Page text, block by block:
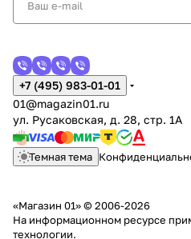
+7 (495) 983-01-01
01@magazin01.ru
ул. Русаковская, д. 28, стр. 1А
Темная тема
«Магазин 01» © 2006-2026
На информационном ресурсе
технологии.